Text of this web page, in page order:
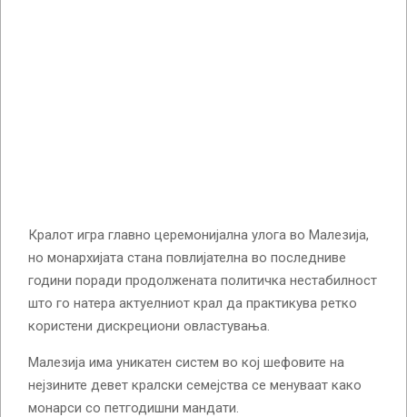
Кралот игра главно церемонијална улога во Малезија,
но монархијата стана повлијателна во последниве
години поради продолжената политичка нестабилност
што го натера актуелниот крал да практикува ретко
користени дискрециони овластувања.
Малезија има уникатен систем во кој шефовите на
нејзините девет кралски семејства се менуваат како
монарси со петгодишни мандати.